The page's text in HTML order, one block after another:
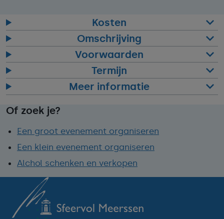
Kosten
Omschrijving
Voorwaarden
Termijn
Meer informatie
Of zoek je?
Een groot evenement organiseren
Een klein evenement organiseren
Alchol schenken en verkopen